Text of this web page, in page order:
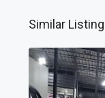
Similar